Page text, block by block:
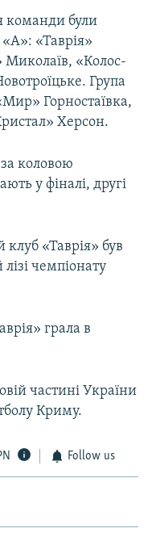
команди були
«А»: «Таврія»
Миколаїв, «Колос-
Група
Горностаївка,
Херсон.
коловою
у фіналі, другі
клуб «Таврія» був
чемпіонату
грала в
частині України
Криму.
Follow us